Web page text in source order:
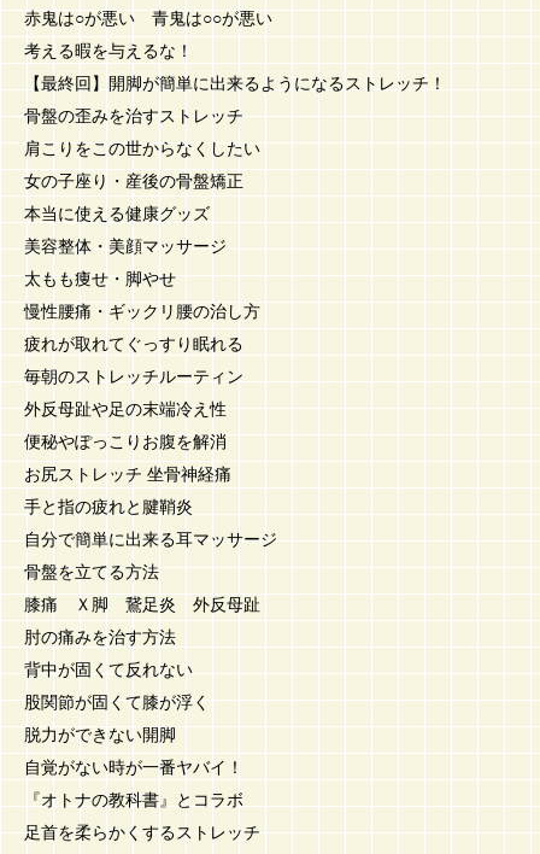
赤鬼は○が悪い 青鬼は○○が悪い
考える暇を与えるな！
【最終回】開脚が簡単に出来るようになるストレッチ！
骨盤の歪みを治すストレッチ
肩こりをこの世からなくしたい
女の子座り・産後の骨盤矯正
本当に使える健康グッズ
美容整体・美顔マッサージ
太もも痩せ・脚やせ
慢性腰痛・ギックリ腰の治し方
疲れが取れてぐっすり眠れる
毎朝のストレッチルーティン
外反母趾や足の末端冷え性
便秘やぽっこりお腹を解消
お尻ストレッチ 坐骨神経痛
手と指の疲れと腱鞘炎
自分で簡単に出来る耳マッサージ
骨盤を立てる方法
膝痛 Ｘ脚 鵞足炎 外反母趾
肘の痛みを治す方法
背中が固くて反れない
股関節が固くて膝が浮く
脱力ができない開脚
自覚がない時が一番ヤバイ！
『オトナの教科書』とコラボ
足首を柔らかくするストレッチ